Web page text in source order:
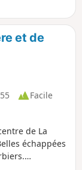
et de
Facile
de La
échappées